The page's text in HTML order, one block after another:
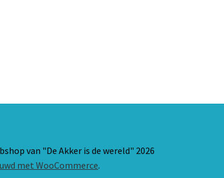
van "De Akker is de wereld" 2026
met WooCommerce.